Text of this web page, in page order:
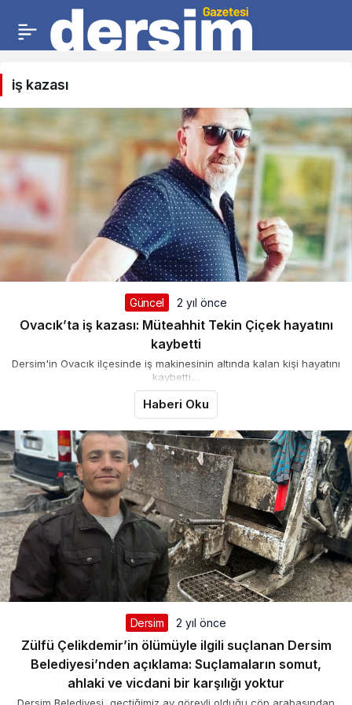
iş kazası
Güncel 2 yıl önce
Ovacık’ta iş kazası: Müteahhit Tekin Çiçek hayatını
kaybetti
Dersim'in Ovacık ilçesinde iş makinesinin altında kalan kişi hayatını
kaybetti....
Haberi Oku
Dersim 2 yıl önce
Zülfü Çelikdemir’in ölümüyle ilgili suçlanan Dersim
Belediyesi’nden açıklama: Suçlamaların somut,
ahlaki ve vicdani bir karşılığı yoktur